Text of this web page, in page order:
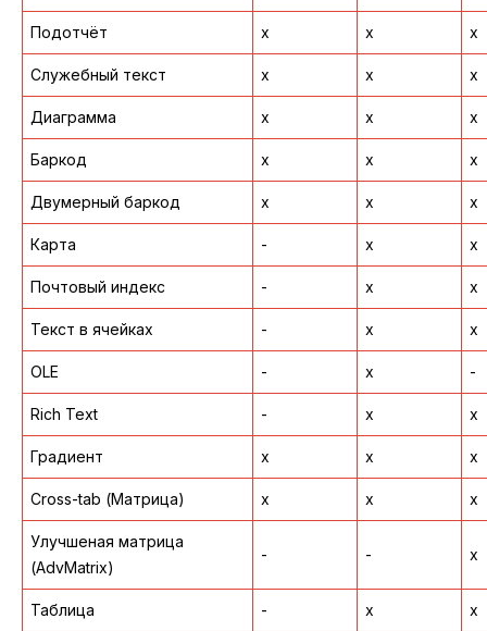
Подотчёт x x x
Служебный текст x x x
Диаграмма x x x
Баркод x x x
Двумерный баркод x x x
Карта - x x
Почтовый индекс - x x
Текст в ячейках - x x
OLE - x -
Rich Text - x x
Градиент x x x
Cross-tab (Матрица) x x x
Улучшеная матрица
(AdvMatrix)
- - x
Таблица - x x